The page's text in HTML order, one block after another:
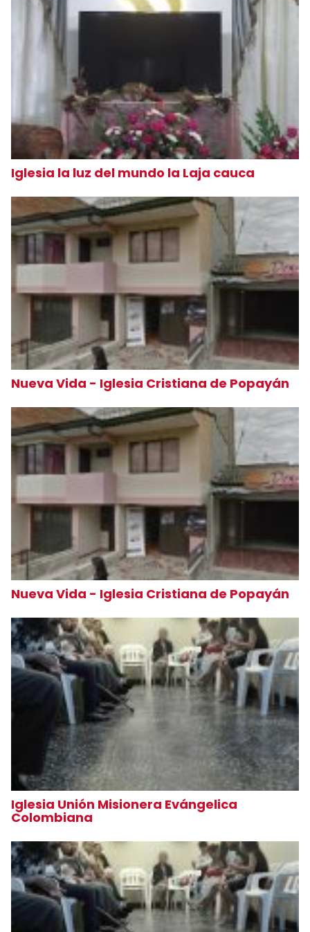
Iglesia la luz del mundo la Laja cauca
Nueva Vida - Iglesia Cristiana de Popayán
Nueva Vida - Iglesia Cristiana de Popayán
Iglesia Unión Misionera Evángelica
Colombiana